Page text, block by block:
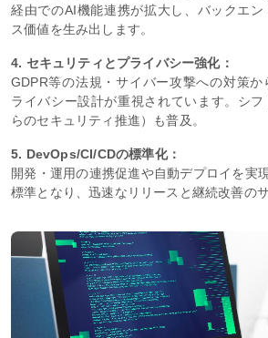
経由でのAI機能連携が拡大し、バックエ
ス価値を生み出します。
4. セキュリティとプライバシー強化：
GDPR等の法規・サイバー攻撃への対策
ライバシー設計が重視されています。シ
らのセキュリティ推進）も普及。
5. DevOps/CI/CDの標準化：
開発・運用の連携促進や自動デプロイを実
標準となり、迅速なリリースと継続改善の